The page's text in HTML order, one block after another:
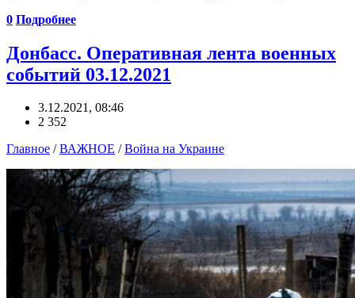
0 Подробнее
Донбасс. Оперативная лента военных
событий 03.12.2021
3.12.2021, 08:46
2 352
Главное /ВАЖНОЕ /Война на Украине